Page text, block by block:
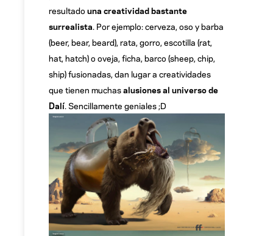
resultado una creatividad bastante
surrealista . Por ejemplo: cerveza, oso y barba
(beer, bear, beard), rata, gorro, escotilla (rat,
hat, hatch) o oveja, ficha, barco (sheep, chip,
ship) fusionadas, dan lugar a creatividades
que tienen muchasalusiones al universo de
Dalí . Sencillamente geniales ;D